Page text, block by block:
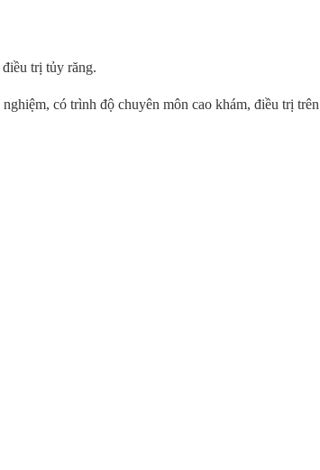
trị tủy răng.
có trình độ chuyên môn cao khám, điều trị